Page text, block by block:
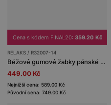
Cena s kódem FINAL20: 359.20 Kč
RELAKS / R32007-14
Béžové gumové žabky pánské RELAKS s černým logem
449.00 Kč
Nejnižší cena: 589.00 Kč
Původní cena: 749.00 Kč